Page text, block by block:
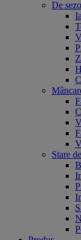
De
Stare